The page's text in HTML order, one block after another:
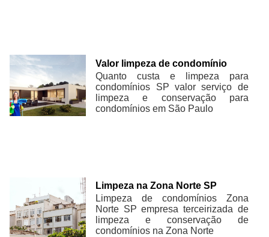
Valor limpeza de condomínio
Quanto custa e limpeza para
condomínios SP valor serviço de
limpeza e conservação para
condomínios em São Paulo
Limpeza na Zona Norte SP
Limpeza de condomínios Zona
Norte SP empresa terceirizada de
limpeza e conservação de
condomínios na Zona Norte